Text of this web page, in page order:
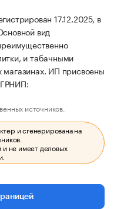
17.12.2025, в
вид
и табачными
магазинах. ИП присвоены
источников.
и сгенерирована на
и не имеет деловых